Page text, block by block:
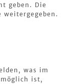
geben. Die
weitergegeben.
was im
möglich ist,